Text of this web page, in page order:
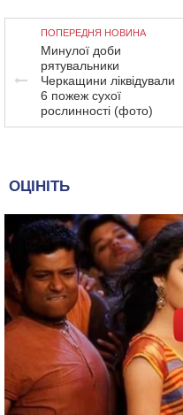
ПОПЕРЕДНЯ НОВИНА
Минулої доби
рятувальники
Черкащини ліквідували
6 пожеж сухої
рослинності (фото)